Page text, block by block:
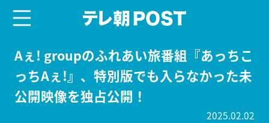
Aぇ! groupのふれあい旅番組『あっちこ
っちAぇ!』、特別版でも入らなかった未
公開映像を独占公開！
2025.02.02